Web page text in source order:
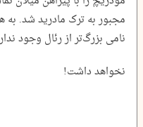
مجبور به ترک مادرید شد.
نامی بزرگ‌تر از رئال وجود
نخواهد داشت!